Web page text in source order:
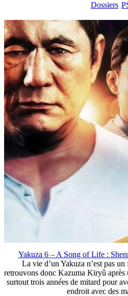
Dossiers
Yakuza 6 – A Song of Life :
La vie d’un Yakuza n’est pas
retrouvons donc Kazuma Kiryû après
surtout trois années de mitard pour
endroit avec des